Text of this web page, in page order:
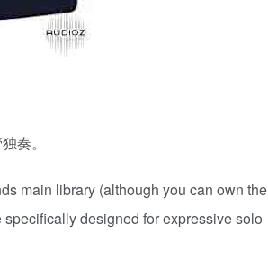
奏。
main library (although you can own the
designed for expressive solo